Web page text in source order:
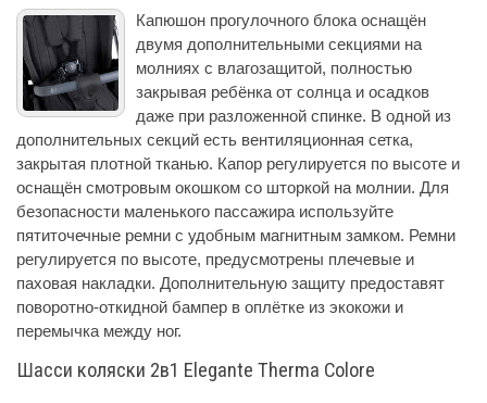
Капюшон прогулочного блока оснащён
двумя дополнительными секциями на
молниях с влагозащитой, полностью
закрывая ребёнка от солнца и осадков
даже при разложенной спинке. В одной из
дополнительных секций есть вентиляционная сетка,
закрытая плотной тканью. Капор регулируется по высоте и
оснащён смотровым окошком со шторкой на молнии. Для
безопасности маленького пассажира используйте
пятиточечные ремни с удобным магнитным замком. Ремни
регулируется по высоте, предусмотрены плечевые и
паховая накладки. Дополнительную защиту предоставят
поворотно-откидной бампер в оплётке из экокожи и
перемычка между ног.
Шасси коляски 2в1 Elegante Therma Colore